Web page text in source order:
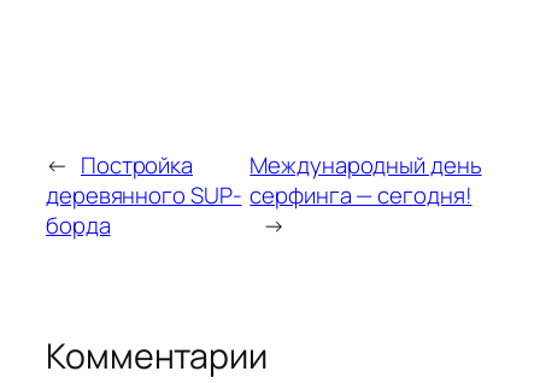
← Постройка
деревянного SUP-
борда
Международный день
серфинга — сегодня!
→
Комментарии